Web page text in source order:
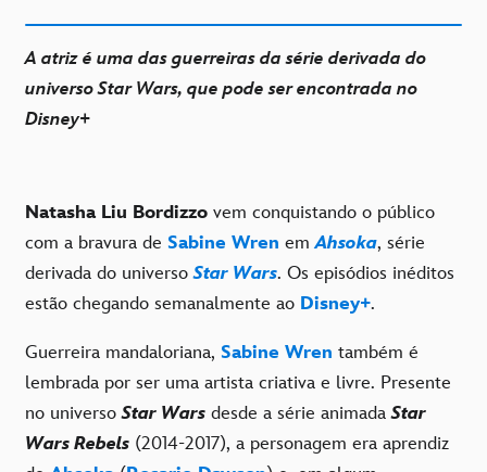
A atriz é uma das guerreiras da série derivada do
universo Star Wars, que pode ser encontrada no
Disney+
Natasha Liu Bordizzo vem conquistando o público
com a bravura de Sabine Wren emAhsoka, série
derivada do universoStar Wars. Os episódios inéditos
estão chegando semanalmente ao Disney+.
Guerreira mandaloriana, Sabine Wren também é
lembrada por ser uma artista criativa e livre. Presente
no universoStar Wars desde a série animadaStar
Wars Rebels (2014-2017), a personagem era aprendiz